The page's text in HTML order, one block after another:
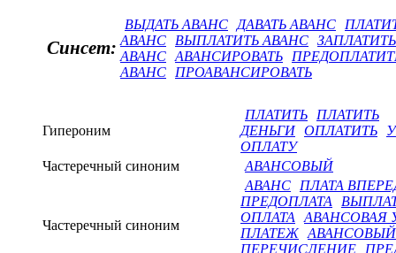
Синсет:
ВЫДАТЬ АВАНС ДАВАТЬ АВАНС
АВАНС
ВЫПЛАТИТЬ АВАНС
АВАНС АВАНСИРОВАТЬ
АВАНС
ПРОАВАНСИРОВАТЬ
Гипероним
ПЛАТИТЬ
ПЛАТИТЬ
ДЕНЬГИ ОПЛАТИТЬ
ОПЛАТУ
Частеречный синоним
АВАНСОВЫЙ
Частеречный синоним
АВАНС
ПЛАТА
ПРЕДОПЛАТА
ОПЛАТА
АВАНСОВАЯ
ПЛАТЕЖ АВАНСОВЫЙ
ПЕРЕЧИСЛЕНИЕ